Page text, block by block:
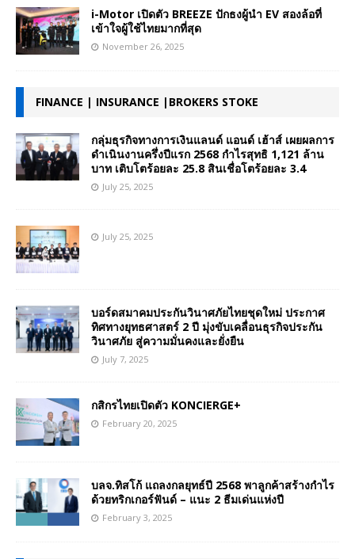
i-Motor เปิดตัว BREEZE ปักธงผู้นำ EV สองล้อที่
เข้าใจผู้ใช้ไทยมากที่สุด
November 26, 2025
FINANCE | INSURANCE |BROKERS STOKE
กลุ่มธุรกิจทางการเงินแลนด์ แอนด์ เฮ้าส์ เผยผลการ
ดำเนินงานครึ่งปีแรก 2568 กำไรสุทธิ 1,121 ล้าน
บาท เติบโตร้อยละ 25.8 สินเชื่อโตร้อยละ 3.4
July 25, 2025
July 25, 2025
บอร์ดสมาคมประกันวินาศภัยไทยชุดใหม่ ประกาศ
ทิศทางยุทธศาสตร์ 2 ปี มุ่งขับเคลื่อนธุรกิจประกัน
วินาศภัย สู่ความมั่นคงและยั่งยืน
July 7, 2025
กสิกรไทยเปิดตัว KONCIERGE+
February 20, 2025
บลจ.ทิสโก้ แถลงกลยุทธ์ปี 2568 พาลูกค้าสร้างกำไร
ด้วยทริกเกอร์ฟันด์ – แนะ 2 ธีมเด่นแห่งปี
February 3, 2025